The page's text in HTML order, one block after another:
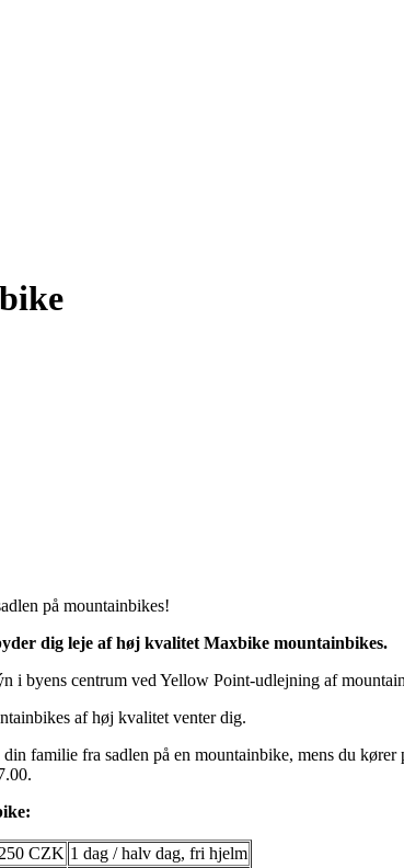
på mountainbikes!
dig leje af høj kvalitet Maxbike mountainbikes.
i byens centrum ved Yellow Point-udlejning af
af høj kvalitet venter dig.
familie fra sadlen på en mountainbike, mens du
CZK 1 dag / halv dag, fri hjelm